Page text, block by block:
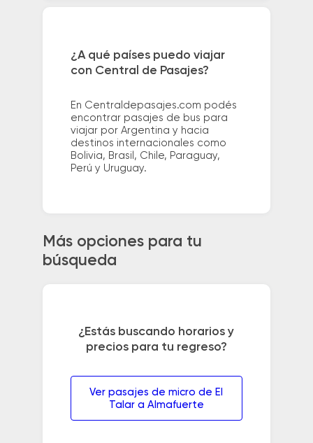
¿A qué países puedo viajar
con Central de Pasajes?
En Centraldepasajes.com podés
encontrar pasajes de bus para
viajar por Argentina y hacia
destinos internacionales como
Bolivia, Brasil, Chile, Paraguay,
Perú y Uruguay.
Más opciones para tu
búsqueda
¿Estás buscando horarios y
precios para tu regreso?
Ver pasajes de micro de El
Talar a Almafuerte